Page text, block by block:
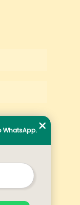
WhatsApp.